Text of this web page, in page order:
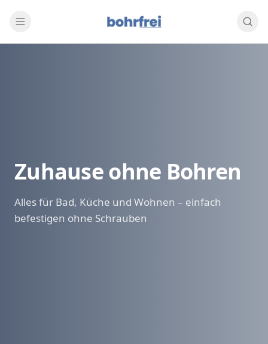
Zuhause ohne Bohren
Alles für Bad, Küche und Wohnen – einfach
befestigen ohne Schrauben